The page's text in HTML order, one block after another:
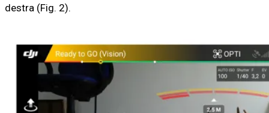
destra (Fig. 2).